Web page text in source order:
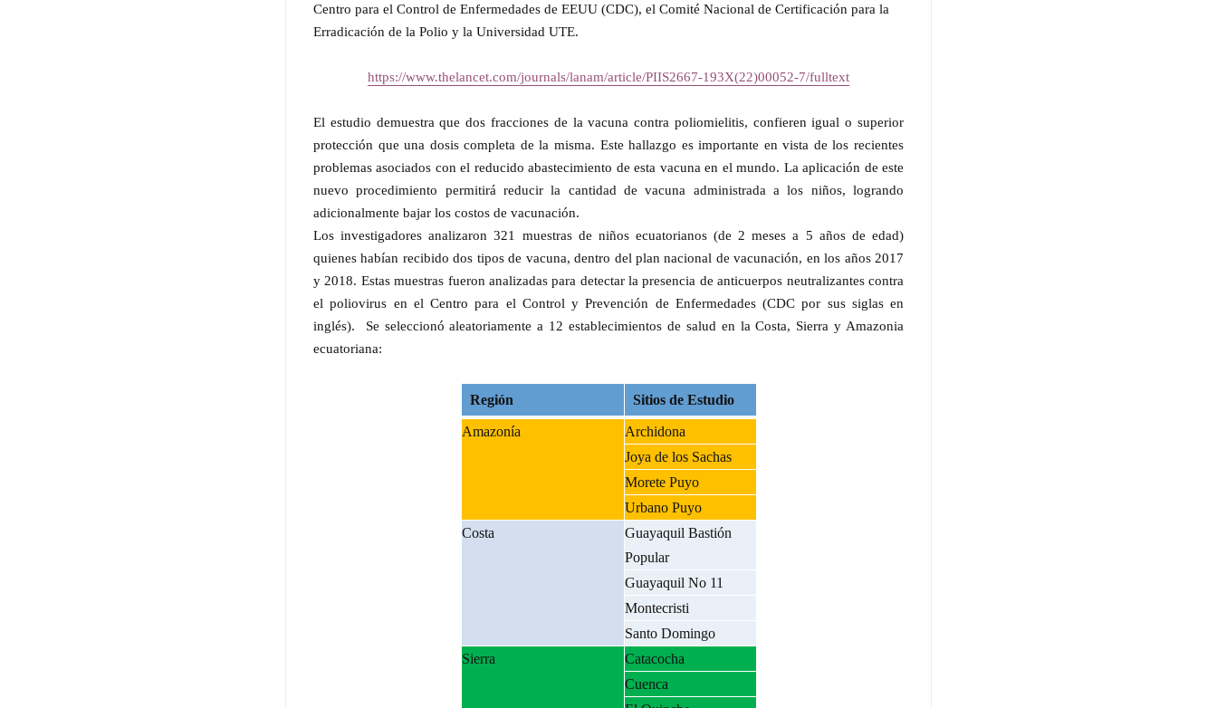
Centro para el Control de Enfermedades de EEUU (CDC), el Comité Nacional de Certificación para la
Erradicación de la Polio y la Universidad UTE.
https://www.thelancet.com/journals/lanam/article/PIIS2667-193X(22)00052-7/fulltext
El estudio demuestra que dos fracciones de la vacuna contra poliomielitis, confieren igual o superior
protección que una dosis completa de la misma. Este hallazgo es importante en vista de los recientes
problemas asociados con el reducido abastecimiento de esta vacuna en el mundo. La aplicación de este
nuevo procedimiento permitirá reducir la cantidad de vacuna administrada a los niños, logrando
adicionalmente bajar los costos de vacunación.
Los investigadores analizaron 321 muestras de niños ecuatorianos (de 2 meses a 5 años de edad)
quienes habían recibido dos tipos de vacuna, dentro del plan nacional de vacunación, en los años 2017
y 2018. Estas muestras fueron analizadas para detectar la presencia de anticuerpos neutralizantes contra
el poliovirus en el Centro para el Control y Prevención de Enfermedades (CDC por sus siglas en
inglés).
Se seleccionó aleatoriamente a 12 establecimientos de salud en la Costa, Sierra y Amazonia
ecuatoriana:
Región Sitios de Estudio
Amazonía
Archidona
Joya de los Sachas
Morete Puyo
Urbano Puyo
Costa
Guayaquil Bastión
Popular
Guayaquil No 11
Montecristi
Santo Domingo
Sierra
Catacocha
Cuenca